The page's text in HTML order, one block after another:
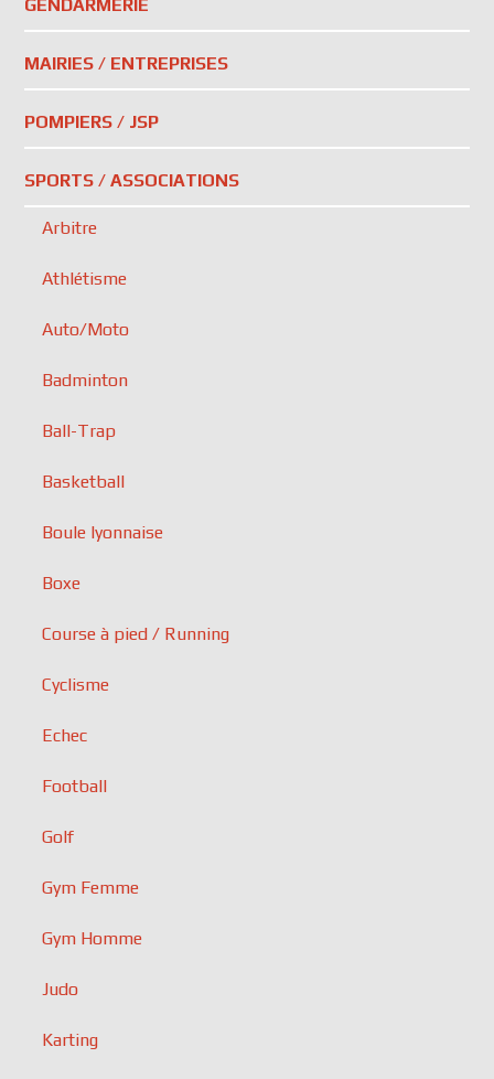
GENDARMERIE
MAIRIES / ENTREPRISES
POMPIERS / JSP
SPORTS / ASSOCIATIONS
Arbitre
Athlétisme
Auto/Moto
Badminton
Ball-Trap
Basketball
Boule lyonnaise
Boxe
Course à pied / Running
Cyclisme
Echec
Football
Golf
Gym Femme
Gym Homme
Judo
Karting